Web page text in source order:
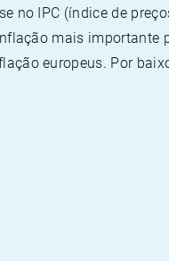
no IPC (índice de
mais importante
europeus. Por